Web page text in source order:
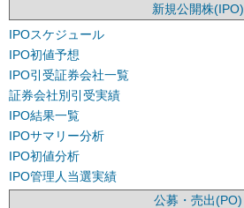
新規公開株(IPO)
IPOスケジュール
IPO初値予想
IPO引受証券会社一覧
証券会社別引受実績
IPO結果一覧
IPOサマリー分析
IPO初値分析
IPO管理人当選実績
公募・売出(PO)